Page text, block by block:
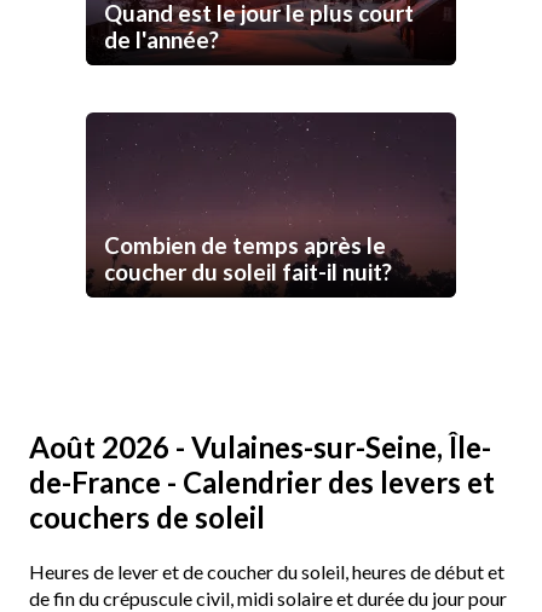
Quand est le jour le plus court
de l'année?
Combien de temps après le
coucher du soleil fait-il nuit?
Août 2026 - Vulaines-sur-Seine, Île-
de-France - Calendrier des levers et
couchers de soleil
Heures de lever et de coucher du soleil, heures de début et
de fin du crépuscule civil, midi solaire et durée du jour pour